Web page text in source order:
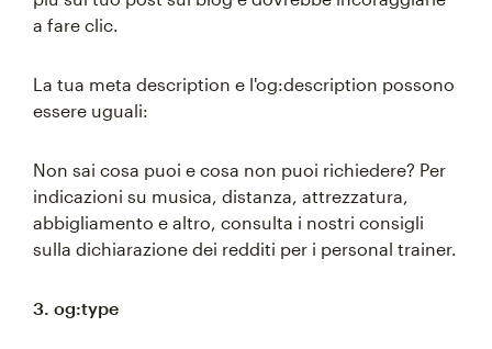
a fare clic.
La tua meta description e l'og:description possono
essere uguali:
Non sai cosa puoi e cosa non puoi richiedere? Per
indicazioni su musica, distanza, attrezzatura,
abbigliamento e altro, consulta i nostri consigli
sulla dichiarazione dei redditi per i personal trainer.
3. og:type